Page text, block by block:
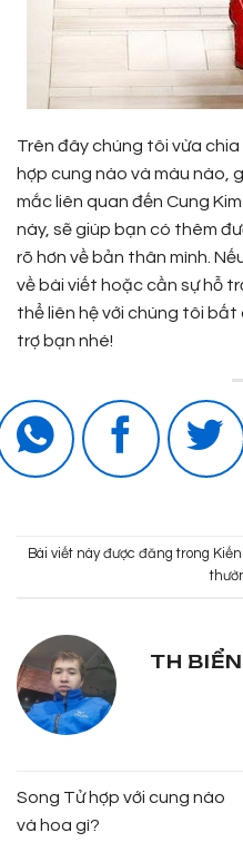
Trên đây chúng tôi vừa
hợp cung nào và màu nào,
mắc liên quan đến Cung
này, sẽ giúp bạn có thêm
rõ hơn về bản thân mình.
về bài viết hoặc cần sự hỗ
thể liên hệ với chúng tôi
trợ bạn nhé!
Bài viết này được đăng trong
TH BIỂN
Song Tử hợp với cung nào
và hoa gì?